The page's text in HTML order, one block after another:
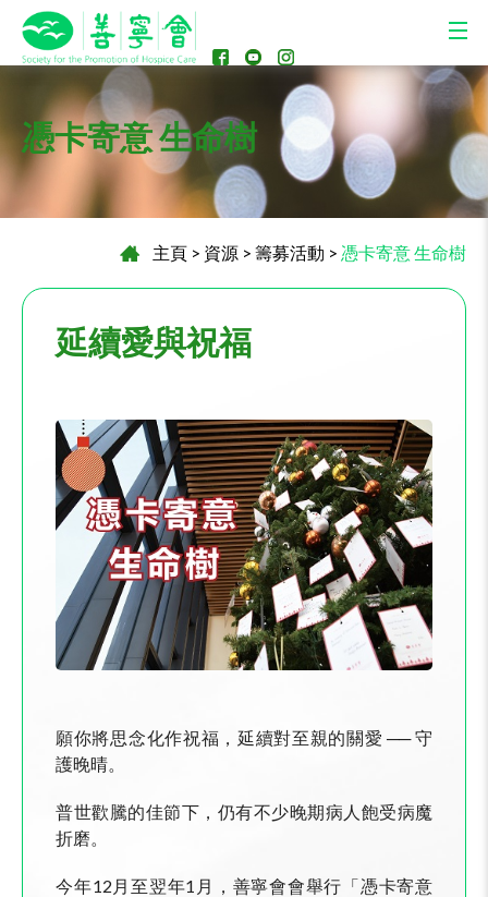
憑卡寄意 生命樹
主頁 > 資源 > 籌募活動 > 憑卡寄意 生命樹
延續愛與祝福
願你將思念化作祝福，延續對至親的關愛 ── 守
護晚晴。
普世歡騰的佳節下，仍有不少晚期病人飽受病魔
折磨。
今年12月至翌年1月，善寧會會舉行「憑卡寄意